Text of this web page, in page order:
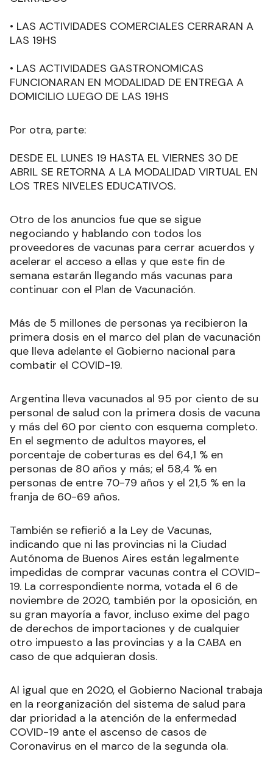
• LAS ACTIVIDADES COMERCIALES CERRARAN A
LAS 19HS
• LAS ACTIVIDADES GASTRONOMICAS
FUNCIONARAN EN MODALIDAD DE ENTREGA A
DOMICILIO LUEGO DE LAS 19HS
Por otra, parte:
DESDE EL LUNES 19 HASTA EL VIERNES 30 DE
ABRIL SE RETORNA A LA MODALIDAD VIRTUAL EN
LOS TRES NIVELES EDUCATIVOS.
Otro de los anuncios fue que se sigue
negociando y hablando con todos los
proveedores de vacunas para cerrar acuerdos y
acelerar el acceso a ellas y que este fin de
semana estarán llegando más vacunas para
continuar con el Plan de Vacunación.
Más de 5 millones de personas ya recibieron la
primera dosis en el marco del plan de vacunación
que lleva adelante el Gobierno nacional para
combatir el COVID-19.
Argentina lleva vacunados al 95 por ciento de su
personal de salud con la primera dosis de vacuna
y más del 60 por ciento con esquema completo.
En el segmento de adultos mayores, el
porcentaje de coberturas es del 64,1 % en
personas de 80 años y más; el 58,4 % en
personas de entre 70-79 años y el 21,5 % en la
franja de 60-69 años.
También se refierió a la Ley de Vacunas,
indicando que ni las provincias ni la Ciudad
Autónoma de Buenos Aires están legalmente
impedidas de comprar vacunas contra el COVID-
19. La correspondiente norma, votada el 6 de
noviembre de 2020, también por la oposición, en
su gran mayoría a favor, incluso exime del pago
de derechos de importaciones y de cualquier
otro impuesto a las provincias y a la CABA en
caso de que adquieran dosis.
Al igual que en 2020, el Gobierno Nacional trabaja
en la reorganización del sistema de salud para
dar prioridad a la atención de la enfermedad
COVID-19 ante el ascenso de casos de
Coronavirus en el marco de la segunda ola.